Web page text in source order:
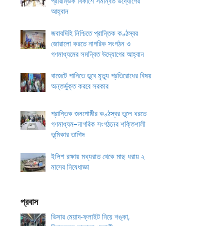
আহ্বান
জবাবদিহি নিশ্চিতে প্রান্তিক কণ্ঠস্বর
জোরালো করতে নাগরিক সংগঠন ও
গণমাধ্যমের সমন্বিত উদ্যোগের আহ্বান
বাজেটে পানিতে ডুবে মৃত্যু প্রতিরোধের বিষয়
অন্তর্ভুক্ত করবে সরকার
প্রান্তিক জনগোষ্ঠীর কণ্ঠস্বর তুলে ধরতে
গণমাধ্যম–নাগরিক সংগঠনের শক্তিশালী
ভূমিকার তাগিদ
ইলিশ রক্ষায় মধ্যরাত থেকে মাছ ধরায় ২
মাসের নিষেধাজ্ঞা
প্রবাস
ভিসার মেয়াদ-ফ্লাইট নিয়ে শঙ্কা,